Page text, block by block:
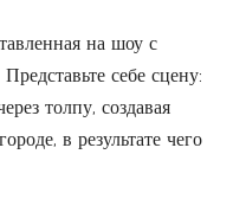
на шоу с
себе сцену:
толпу, создавая
в результате чего